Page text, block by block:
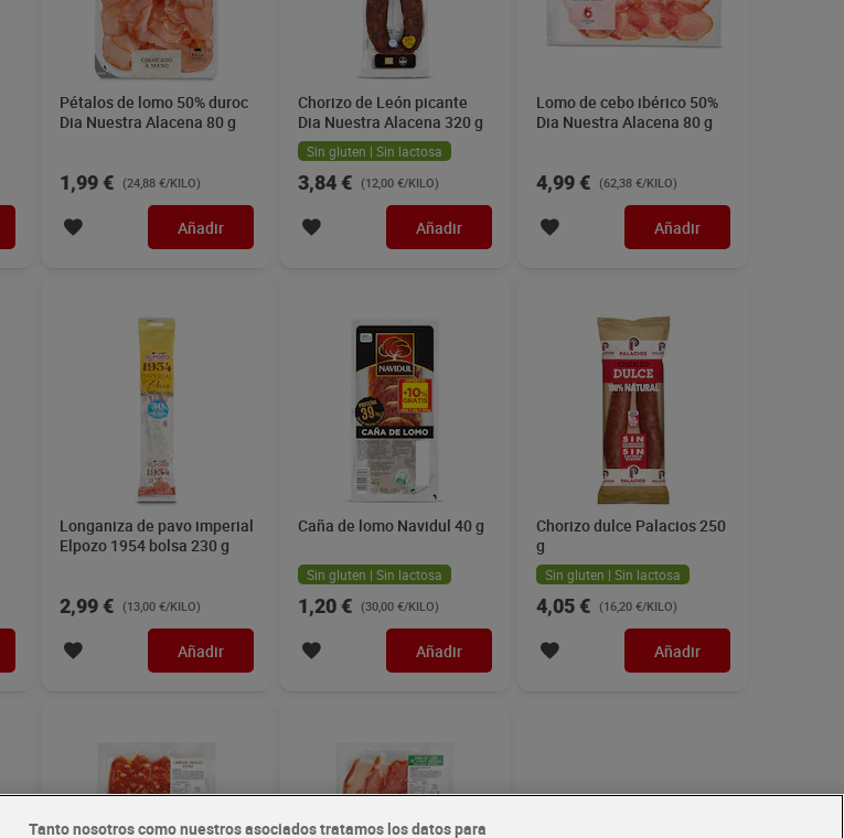
Pétalos de lomo 50% duroc
Dia Nuestra Alacena 80 g
1,99 € (24,88 €/KILO)
Añadir
Chorizo de León picante
Dia Nuestra Alacena 320 g
Sin gluten | Sin lactosa
3,84 € (12,00 €/KILO)
Añadir
Lomo de cebo ibérico 50%
Dia Nuestra Alacena 80 g
4,99 € (62,38 €/KILO)
Añadir
Longaniza de pavo imperial
Elpozo 1954 bolsa 230 g
2,99 € (13,00 €/KILO)
Añadir
Caña de lomo Navidul 40 g
Sin gluten | Sin lactosa
1,20 € (30,00 €/KILO)
Añadir
Chorizo dulce Palacios 250
g
Sin gluten | Sin lactosa
4,05 € (16,20 €/KILO)
Añadir
Tanto nosotros como nuestros asociados tratamos los datos para